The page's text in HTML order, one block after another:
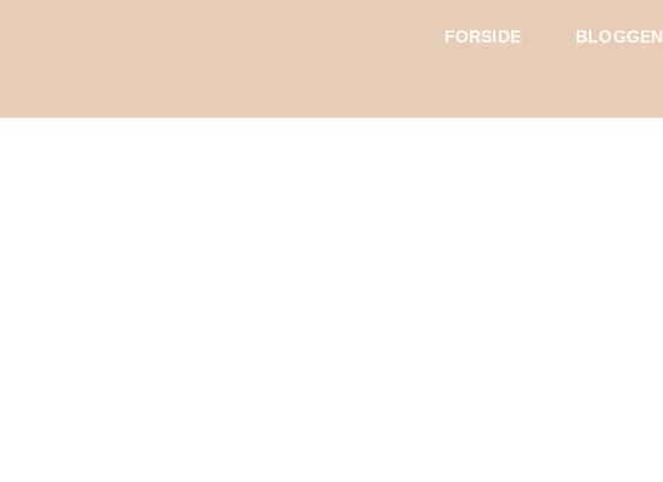
FORSIDE BLOGGEN